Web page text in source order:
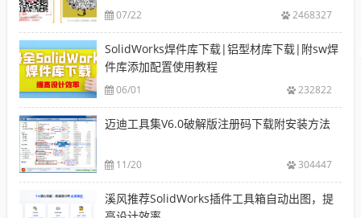
07/22 2468327
SolidWorks焊件库下载|铝型材库下载|附sw焊
件库添加配置使用教程
06/01 232822
迈迪工具集V6.0破解版注册码下载附安装方法
11/20 304447
溪风推荐SolidWorks插件工具箱自动出图，提